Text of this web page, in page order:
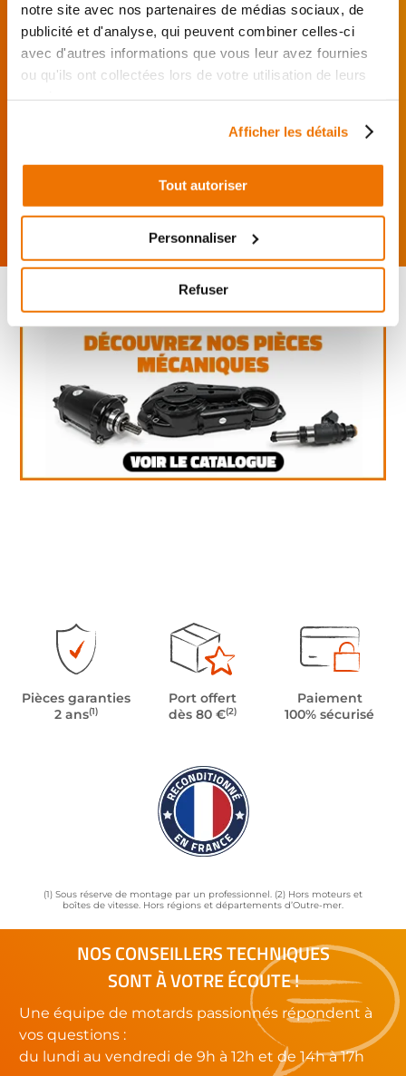
notre site avec nos partenaires de médias sociaux, de
publicité et d'analyse, qui peuvent combiner celles-ci
avec d'autres informations que vous leur avez fournies
ou qu'ils ont collectées lors de votre utilisation de leurs
Afficher les détails
Tout autoriser
Personnaliser
Refuser
Je choisis mon réparateur et me
présente au garage.
J’effectue ma
commande
Mes pièces sont livrées et
Pièces garanties
2 ans(1)
Port offert
dès 80 €(2)
Paiement
100% sécurisé
(1) Sous réserve de montage par un professionnel. (2) Hors moteurs et
boîtes de vitesse. Hors régions et départements d’Outre-mer.
NOS CONSEILLERS TECHNIQUES
SONT À VOTRE ÉCOUTE !
Une équipe de motards passionnés répondent à
vos questions :
du lundi au vendredi de 9h à 12h et de 14h à 17h